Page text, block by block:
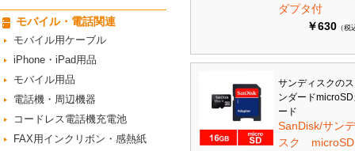
モバイル・電話関連
モバイル用ケーブル
iPhone・iPad用品
モバイル用品
電話機・周辺機器
コードレス電話機充電池
FAX用インクリボン・感熱紙
ダプタ付
￥630 （税
サンディスクの
ンダード
ード
SanDisk/サン
スク